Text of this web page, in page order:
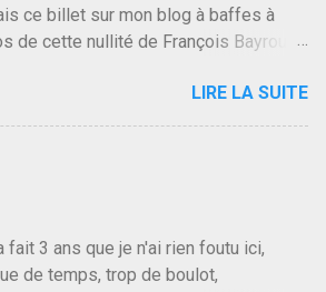
ce billet sur mon blog à baffes à
de cette nullité de François Bayrou. Il
je ne parle pas des couples mais
ou des valeurs dans lesquels on
François Bayrou est en passe de
le traite d'une partie de son électorat
par la presse qu'on l'apprend. On
de Sarkozy que de Hollande,
serait candidat du centre de la
LIRE LA SUITE
fait 3 ans que je n'ai rien foutu ici,
de temps, trop de boulot,